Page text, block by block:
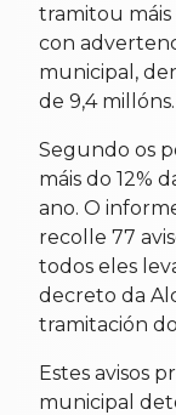
tramitou máis
con
municipal,
de 9,4 millóns.
Segundo os
máis do 12%
ano. O
recolle 77
todos eles
decreto da
tramitación
Estes avisos
municipal